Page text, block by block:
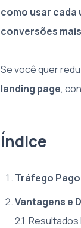
como usar cada
conversões
Se você quer
landing page,
Índice
Tráfego
Vantagens e
2.1.